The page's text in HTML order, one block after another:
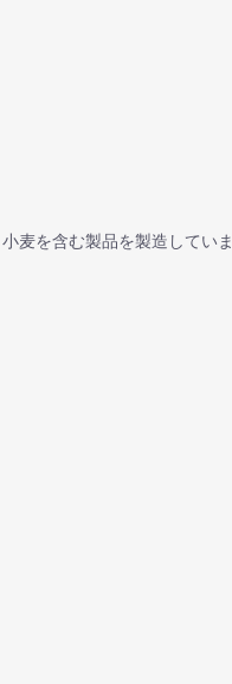
麦を含む製品を製造していま